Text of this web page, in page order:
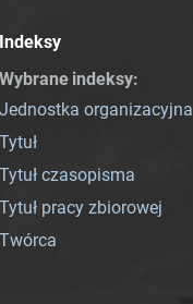
Indeksy
Wybrane indeksy:
Jednostka organizacyjna
Tytuł
Tytuł czasopisma
Tytuł pracy zbiorowej
Twórca